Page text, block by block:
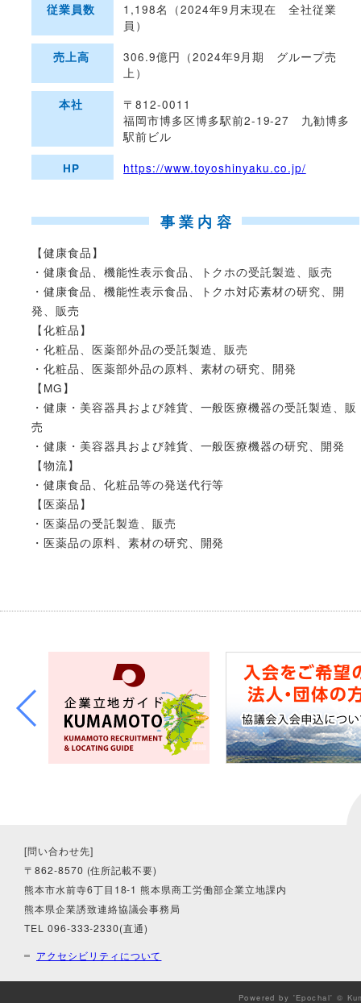
従業員数
1,198名（2024年9月末現在 全社従業
員）
売上高
306.9億円（2024年9月期 グループ売
上）
本社
〒812-0011
福岡市博多区博多駅前2-19-27 九勧博多
駅前ビル
HP https://www.toyoshinyaku.co.jp/
事業内容
【健康食品】
・健康食品、機能性表示食品、トクホの受託製造、販売
・健康食品、機能性表示食品、トクホ対応素材の研究、開
発、販売
【化粧品】
・化粧品、医薬部外品の受託製造、販売
・化粧品、医薬部外品の原料、素材の研究、開発
【MG】
・健康・美容器具および雑貨、一般医療機器の受託製造、販
売
・健康・美容器具および雑貨、一般医療機器の研究、開発
【物流】
・健康食品、化粧品等の発送代行等
【医薬品】
・医薬品の受託製造、販売
・医薬品の原料、素材の研究、開発
[問い合わせ先]
〒862-8570 (住所記載不要)
熊本市水前寺6丁目18-1 熊本県商工労働部企業立地課内
熊本県企業誘致連絡協議会事務局
TEL 096-333-2330(直通)
アクセシビリティについて
Powered by 'Epochal' ©